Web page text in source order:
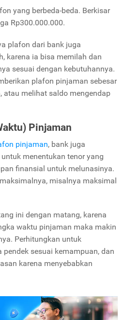
yang berbeda-beda. Berkisar
Rp300.000.000.
plafon dari bank juga
karena ia bisa memilah dan
sesuai dengan kebutuhannya.
plafon pinjaman sebesar
atau melihat saldo mengendap
Pinjaman
pinjaman, bank juga
menentukan tenor yang
finansial untuk melunasinya.
misalnya maksimal
ini dengan matang, karena
waktu pinjaman maka makin
Perhitungkan untuk
sesuai kemampuan, dan
karena menyebabkan